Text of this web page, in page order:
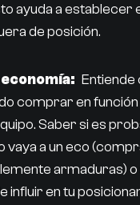
ayuda a establecer
de posición.
Entiende
comprar en función
Saber si es
vaya a un eco
armaduras)
influir en tu